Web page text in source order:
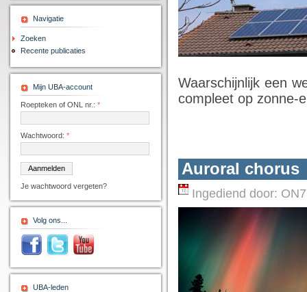
Navigatie
Zoeken
Recente publicaties
Mijn UBA-account
Roepteken of ONL nr.: *
Wachtwoord: *
Je wachtwoord vergeten?
Volg ons...
UBA-leden
Waarschijnlijk een
compleet op zonne-
Auroral chorus
Ingediend door: